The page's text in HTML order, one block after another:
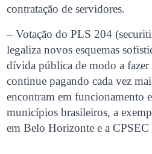
contratação de servidores.
– Votação do PLS 204
legaliza novos esquemas
dívida pública de modo a
continue pagando cada vez
encontram em funcionamento
municípios brasileiros, a
em Belo Horizonte e a CPSEC